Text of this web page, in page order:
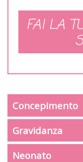
FAI LA
Concepimento
Gravidanza
Neonato